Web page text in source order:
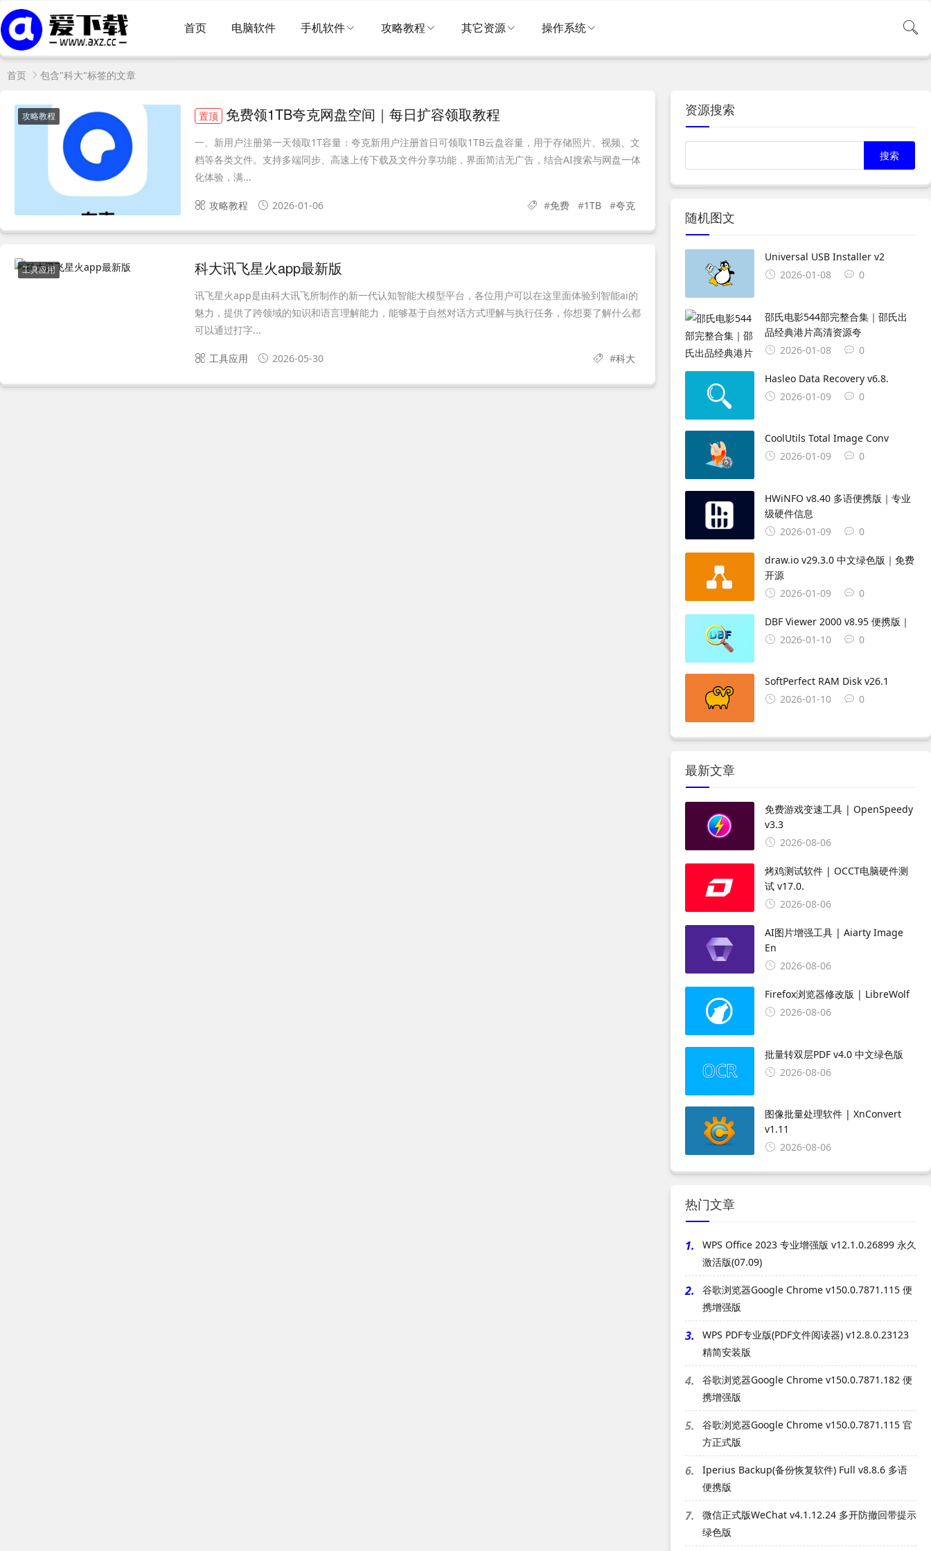
首页 电脑软件 手机软件 攻略教程 其它资源 操作系统
首页 包含"科大"标签的文章
攻略教程 置顶 免费领1TB夸克网盘空间｜每日扩容领取教程
一、新用户注册第一天领取1T容量：夸克新用户注册首日可领取1TB云盘容量，用于存储照片、视频、文
档等各类文件。支持多端同步、高速上传下载及文件分享功能，界面简洁无广告，结合AI搜索与网盘一体
化体验，满...
攻略教程 2026-01-06 #免费 #1TB #夸克
工具应用 科大讯飞星火app最新版
讯飞星火app是由科大讯飞所制作的新一代认知智能大模型平台，各位用户可以在这里面体验到智能ai的
魅力，提供了跨领域的知识和语言理解能力，能够基于自然对话方式理解与执行任务，你想要了解什么都
可以通过打字...
工具应用 2026-05-30 #科大
资源搜索
随机图文
Universal USB Installer v2
2026-01-08
0
邵氏电影544部完整合集｜邵氏出
品经典港片高清资源夸
2026-01-08
0
Hasleo Data Recovery v6.8.
2026-01-09
0
CoolUtils Total Image Conv
2026-01-09
0
HWiNFO v8.40 多语便携版｜专业
级硬件信息
2026-01-09
0
draw.io v29.3.0 中文绿色版｜免费
开源
2026-01-09
0
DBF Viewer 2000 v8.95 便携版｜
2026-01-10
0
SoftPerfect RAM Disk v26.1
2026-01-10
0
最新文章
免费游戏变速工具 | OpenSpeedy
v3.3
2026-08-06
烤鸡测试软件 | OCCT电脑硬件测
试 v17.0.
2026-08-06
AI图片增强工具 | Aiarty Image
En
2026-08-06
Firefox浏览器修改版 | LibreWolf
2026-08-06
批量转双层PDF v4.0 中文绿色版
2026-08-06
图像批量处理软件 | XnConvert
v1.11
2026-08-06
热门文章
1.
WPS Office 2023 专业增强版 v12.1.0.26899 永久
激活版(07.09)
2.
谷歌浏览器Google Chrome v150.0.7871.115 便
携增强版
3.
WPS PDF专业版(PDF文件阅读器) v12.8.0.23123
精简安装版
4.
谷歌浏览器Google Chrome v150.0.7871.182 便
携增强版
5.
谷歌浏览器Google Chrome v150.0.7871.115 官
方正式版
6.
Iperius Backup(备份恢复软件) Full v8.8.6 多语
便携版
7.
微信正式版WeChat v4.1.12.24 多开防撤回带提示
绿色版